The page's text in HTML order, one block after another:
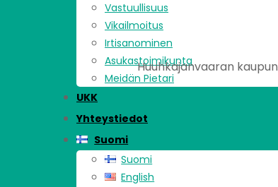
Vastuullisuus
Vikailmoitus
Irtisanominen
Asukastoimikunta
Meidän Pietari
UKK
Yhteystiedot
Suomi
Suomi
English
Huuhkajanvaaran